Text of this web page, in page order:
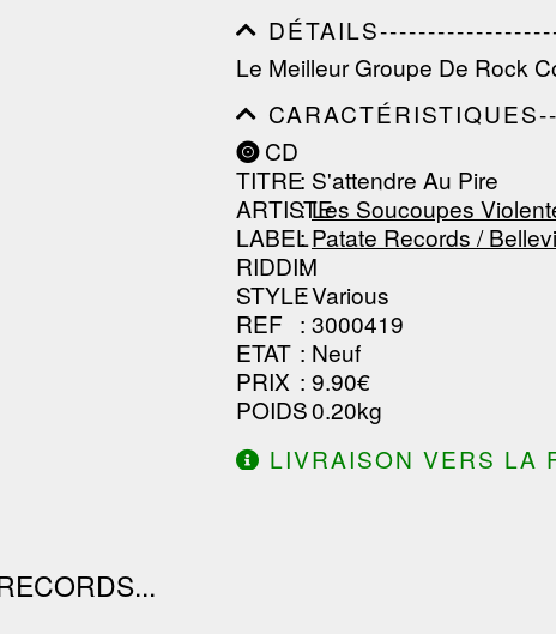
--------------
Le Meilleur Groupe De Rock
------------------------------
CD
TITRE: S'attendre Au Pire
ARTISTE
:Les Soucoupes
LABEL
:Patate Records /
RIDDIM
:
STYLE: Various
REF : 3000419
ETAT : Neuf
PRIX : 9.90€
POIDS: 0.20kg
LIVRAISON VERS LA